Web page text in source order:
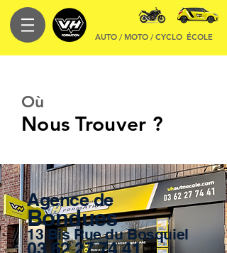
AUTO / MOTO / CYCLO ÉCOLE
Où
Nous Trouver ?
Agence de
Bondues
13 Bis Rue du Bosquiel
03 62 27 74 41